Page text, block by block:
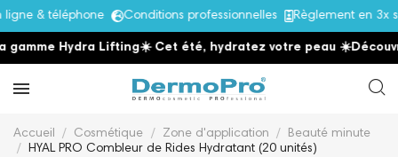
& téléphone Conditions professionnelles Règlement en 3x
Hydra Lifting☀️ Cet été, hydratez votre peau ☀️
Accueil Cosmétique Zone d'application
Beauté minute
HYAL PRO Combleur de Rides Hydratant (20 unités)